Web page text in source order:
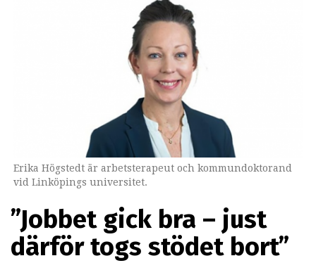
Erika Högstedt är arbetsterapeut och kommundoktorand
vid Linköpings universitet.
”Jobbet gick bra – just
därför togs stödet bort”